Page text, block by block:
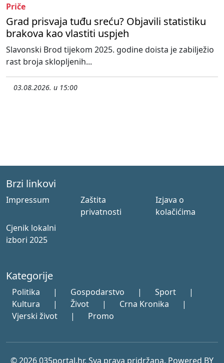
Priče
Grad prisvaja tuđu sreću? Objavili statistiku
brakova kao vlastiti uspjeh
Slavonski Brod tijekom 2025. godine doista je zabilježio
rast broja sklopljenih...
03.08.2026. u 15:00
Brzi linkovi
Impressum
Zaštita
privatnosti
Izjava o
kolačićima
Cjenik lokalni
izbori 2025
Kategorije
Politika | Gospodarstvo | Sport
|
Kultura
| Život | Crna Kronika
|
Vjerski život
| Promo
© 2026 035portal.hr. Sva prava pridržana. Powered BY